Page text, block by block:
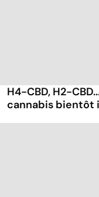
H4-CBD, H2-
cannabis bientôt